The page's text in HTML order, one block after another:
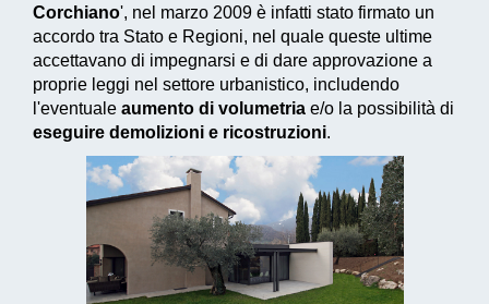
Corchiano', nel marzo 2009 è infatti stato firmato un
accordo tra Stato e Regioni, nel quale queste ultime
accettavano di impegnarsi e di dare approvazione a
proprie leggi nel settore urbanistico, includendo
l'eventuale aumento di volumetria e/o la possibilità di
eseguire demolizioni e ricostruzioni.